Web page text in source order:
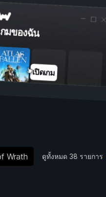
กมของฉัน
เปิดเกม
Wrath ดูทั้งหมด 38 รายการ